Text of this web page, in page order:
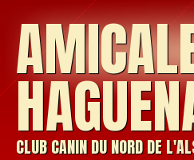
CLUB CANIN DU NORD DE